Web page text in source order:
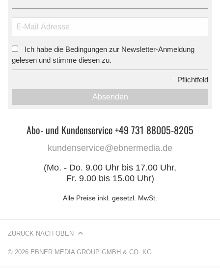
Ich habe die Bedingungen zur Newsletter-Anmeldung
gelesen und stimme diesen zu.
Pflichtfeld
Absenden
Abo- und Kundenservice +49 731 88005-8205
kundenservice@ebnermedia.de
(Mo. - Do. 9.00 Uhr bis 17.00 Uhr,
Fr. 9.00 bis 15.00 Uhr)
Alle Preise inkl. gesetzl. MwSt.
© 2026 EBNER MEDIA GROUP GMBH & CO. KG
ZURÜCK NACH OBEN